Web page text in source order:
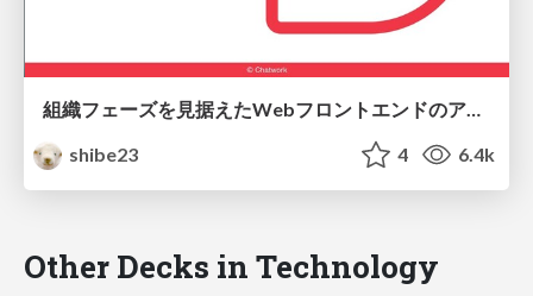
組織フェーズを見据えたWebフロントエンドのアーキテクチャと変遷
shibe23
4 6.4k
Other Decks in Technology